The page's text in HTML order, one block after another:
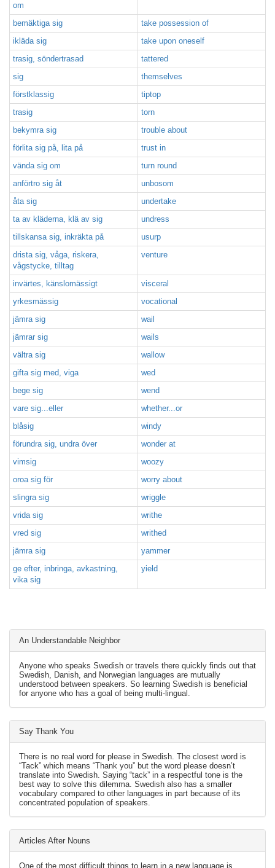
om
bemäktiga sig
take possession of
ikläda sig
take upon oneself
trasig, söndertrasad
tattered
sig
themselves
förstklassig
tiptop
trasig
torn
bekymra sig
trouble about
förlita sig på, lita på
trust in
vända sig om
turn round
anförtro sig åt
unbosom
åta sig
undertake
ta av kläderna, klä av sig
undress
tillskansa sig, inkräkta på
usurp
drista sig, våga, riskera,
vågstycke, tilltag
venture
invärtes, känslomässigt
visceral
yrkesmässig
vocational
jämra sig
wail
jämrar sig
wails
vältra sig
wallow
gifta sig med, viga
wed
bege sig
wend
vare sig...eller
whether...or
blåsig
windy
förundra sig, undra över
wonder at
vimsig
woozy
oroa sig för
worry about
slingra sig
wriggle
vrida sig
writhe
vred sig
writhed
jämra sig
yammer
ge efter, inbringa, avkastning,
vika sig
yield
An Understandable Neighbor
Anyone who speaks Swedish or travels there quickly finds out that
Swedish, Danish, and Norwegian languages are mutually
understood between speakers. So learning Swedish is beneficial
for anyone who has a goal of being multi-lingual.
Say Thank You
There is no real word for please in Swedish. The closest word is
“Tack” which means “Thank you” but the word please doesn’t
translate into Swedish. Saying “tack” in a respectful tone is the
best way to solve this dilemma. Swedish also has a smaller
vocabulary compared to other languages in part because of its
concentrated population of speakers.
Articles After Nouns
One of the most difficult things to learn in a new language is